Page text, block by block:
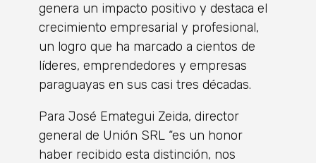
genera un impacto positivo y destaca el
crecimiento empresarial y profesional,
un logro que ha marcado a cientos de
líderes, emprendedores y empresas
paraguayas en sus casi tres décadas.
Para José Emategui Zeida, director
general de Unión SRL “es un honor
haber recibido esta distinción, nos